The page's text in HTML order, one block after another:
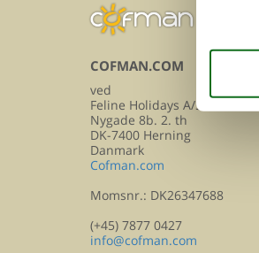
COFMAN.COM
ved
Feline Holidays A/S
Nygade 8b. 2. th
DK-7400 Herning
Danmark
Cofman.com
Momsnr.: DK26347688
(+45) 7877 0427
info@cofman.com